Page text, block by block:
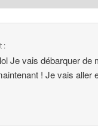
:
Je vais débarquer de
! Je vais aller